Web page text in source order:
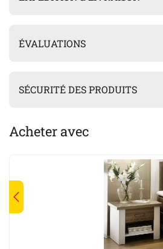
ÉVALUATIONS
SÉCURITÉ DES PRODUITS
Acheter avec